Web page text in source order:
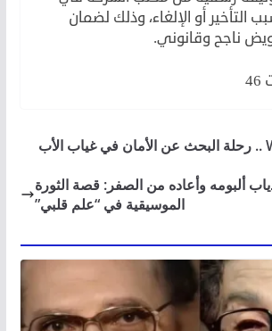
التأخير أو الإلغاء، وذلك لضمان
ناجح وقانوني.
46
Words of Love .. رحلة البحث عن الأمان في غياب الأب
ألبومه وأعاده من الصفر: قصة الثورة
الموسيقية في “علم قلبي”